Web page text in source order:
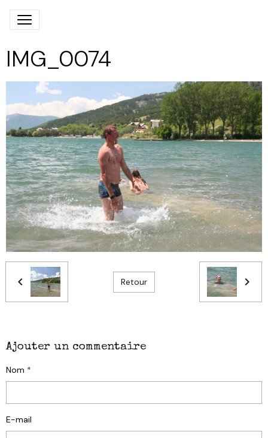
IMG_0074
Retour
Ajouter un commentaire
Nom
E-mail